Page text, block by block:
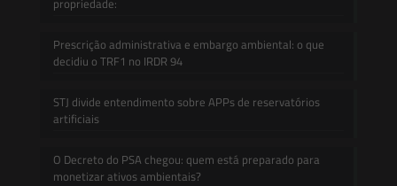
Prescrição administrativa e embargo ambiental: o que
decidiu o TRF1 no IRDR 94
STJ divide entendimento sobre APPs de reservatórios
artificiais
O Decreto do PSA chegou: quem está preparado para
monetizar ativos ambientais?